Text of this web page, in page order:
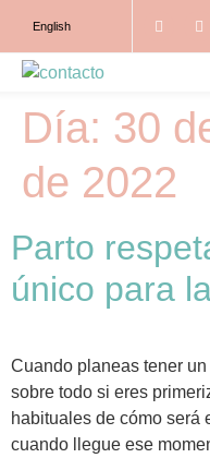
English
Día: 30
de 2022
Parto
único para
Cuando planeas tener
sobre todo si eres
habituales de cómo será
cuando llegue ese